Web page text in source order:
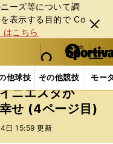
ーズ等について調
表⽰する⽬的で Co
はこちら
閉じ
る
web Sportiva (webスポルティーバ)
検索
マイペ
ー
ジ
メニュ
他球技 その他競技 モー
他 Jリーグ 「サッ
ニエスタが
せ (4ページ目)
日 15:59 更新